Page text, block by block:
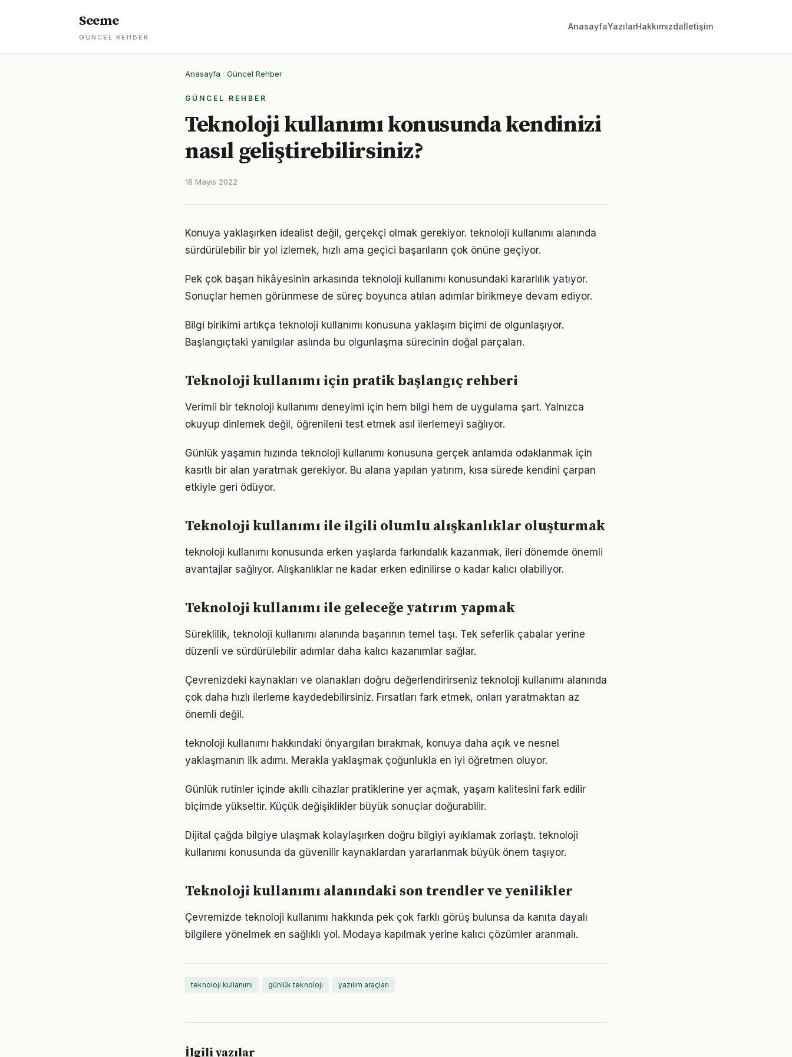
Seeme
GÜNCEL REHBER
AnasayfaYazılarHakkımızdaİletişim
Anasayfa · Güncel Rehber
GÜNCEL REHBER
Teknoloji kullanımı konusunda kendinizi
nasıl geliştirebilirsiniz?
18 Mayıs 2022
Konuya yaklaşırken idealist değil, gerçekçi olmak gerekiyor. teknoloji kullanımı alanında
sürdürülebilir bir yol izlemek, hızlı ama geçici başarıların çok önüne geçiyor.
Pek çok başarı hikâyesinin arkasında teknoloji kullanımı konusundaki kararlılık yatıyor.
Sonuçlar hemen görünmese de süreç boyunca atılan adımlar birikmeye devam ediyor.
Bilgi birikimi artıkça teknoloji kullanımı konusuna yaklaşım biçimi de olgunlaşıyor.
Başlangıçtaki yanılgılar aslında bu olgunlaşma sürecinin doğal parçaları.
Teknoloji kullanımı için pratik başlangıç rehberi
Verimli bir teknoloji kullanımı deneyimi için hem bilgi hem de uygulama şart. Yalnızca
okuyup dinlemek değil, öğrenileni test etmek asıl ilerlemeyi sağlıyor.
Günlük yaşamın hızında teknoloji kullanımı konusuna gerçek anlamda odaklanmak için
kasıtlı bir alan yaratmak gerekiyor. Bu alana yapılan yatırım, kısa sürede kendini çarpan
etkiyle geri ödüyor.
Teknoloji kullanımı ile ilgili olumlu alışkanlıklar oluşturmak
teknoloji kullanımı konusunda erken yaşlarda farkındalık kazanmak, ileri dönemde önemli
avantajlar sağlıyor. Alışkanlıklar ne kadar erken edinilirse o kadar kalıcı olabiliyor.
Teknoloji kullanımı ile geleceğe yatırım yapmak
Süreklilik, teknoloji kullanımı alanında başarının temel taşı. Tek seferlik çabalar yerine
düzenli ve sürdürülebilir adımlar daha kalıcı kazanımlar sağlar.
Çevrenizdeki kaynakları ve olanakları doğru değerlendirirseniz teknoloji kullanımı alanında
çok daha hızlı ilerleme kaydedebilirsiniz. Fırsatları fark etmek, onları yaratmaktan az
önemli değil.
teknoloji kullanımı hakkındaki önyargıları bırakmak, konuya daha açık ve nesnel
yaklaşmanın ilk adımı. Merakla yaklaşmak çoğunlukla en iyi öğretmen oluyor.
Günlük rutinler içinde akıllı cihazlar pratiklerine yer açmak, yaşam kalitesini fark edilir
biçimde yükseltir. Küçük değişiklikler büyük sonuçlar doğurabilir.
Dijital çağda bilgiye ulaşmak kolaylaşırken doğru bilgiyi ayıklamak zorlaştı. teknoloji
kullanımı konusunda da güvenilir kaynaklardan yararlanmak büyük önem taşıyor.
Teknoloji kullanımı alanındaki son trendler ve yenilikler
Çevremizde teknoloji kullanımı hakkında pek çok farklı görüş bulunsa da kanıta dayalı
bilgilere yönelmek en sağlıklı yol. Modaya kapılmak yerine kalıcı çözümler aranmalı.
teknoloji kullanımı günlük teknoloji yazılım araçları
İlgili yazılar